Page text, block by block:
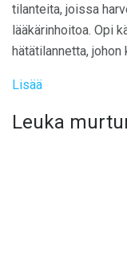
tilanteita, joissa
lääkärinhoitoa. Opi
hätätilannetta,
Lisää
Leuka